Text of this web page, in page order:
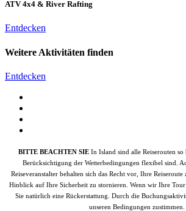
ATV 4x4 & River Rafting
Entdecken
Weitere Aktivitäten finden
Entdecken
BITTE BEACHTEN SIE In Island sind alle Reiserouten
Berücksichtigung der Wetterbedingungen flexibel sind.
Reiseveranstalter behalten sich das Recht vor, Ihre
Hinblick auf Ihre Sicherheit zu stornieren. Wenn wir Ihre Tour
Sie natürlich eine Rückerstattung. Durch die
unseren Bedingungen zustimmen.